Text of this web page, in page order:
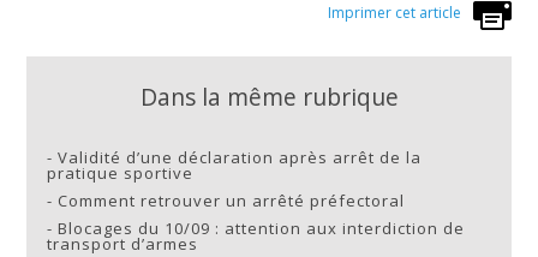
Imprimer cet article
Dans la même rubrique
-Validité d’une déclaration après arrêt de la
pratique sportive
- Comment retrouver un arrêté préfectoral
-Blocages du 10/09 : attention aux interdiction de
transport d’armes